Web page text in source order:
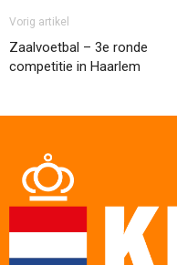
Vorig artikel
Zaalvoetbal – 3e ronde
competitie in Haarlem